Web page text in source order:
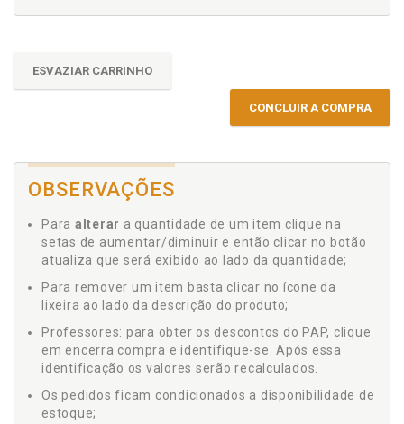
ESVAZIAR CARRINHO
CONCLUIR A COMPRA
OBSERVAÇÕES
Para alterar a quantidade de um item clique na
setas de aumentar/diminuir e então clicar no botão
atualiza que será exibido ao lado da quantidade;
Para remover um item basta clicar no ícone da
lixeira ao lado da descrição do produto;
Professores: para obter os descontos do PAP, clique
em encerra compra e identifique-se. Após essa
identificação os valores serão recalculados.
Os pedidos ficam condicionados a disponibilidade de
estoque;